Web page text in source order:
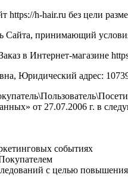
h-hair.ru без цели
Сайта, принимающий
в Интернет-магазине
Юридический адрес:
от 27.07.2006 г. в
событиях
с целью повышения